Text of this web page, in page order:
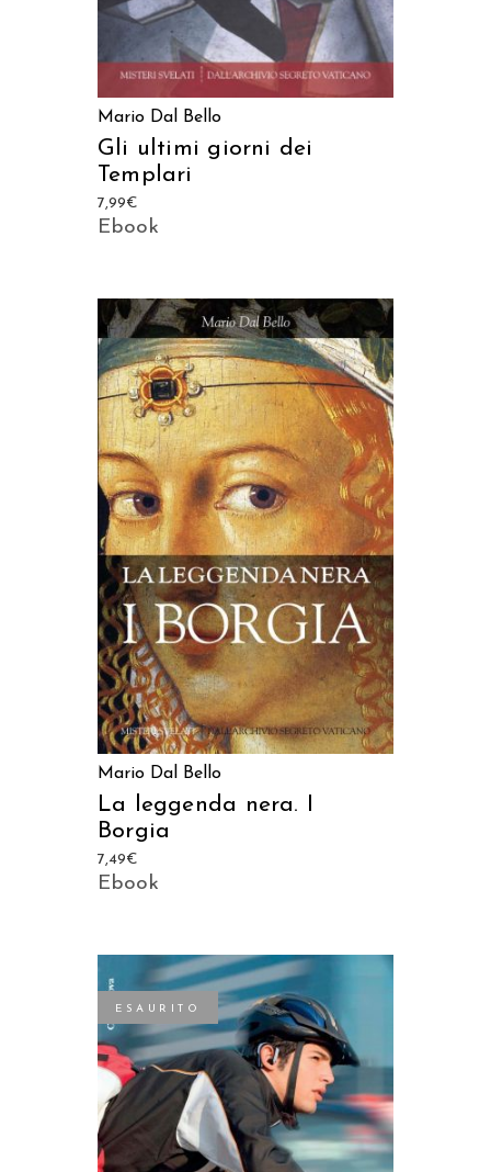
Mario Dal Bello
Gli ultimi giorni dei
Templari
7,99€
Ebook
AGGIUNGI AL CARRELLO
Mario Dal Bello
La leggenda nera. I
Borgia
7,49€
Ebook
ESAURITO